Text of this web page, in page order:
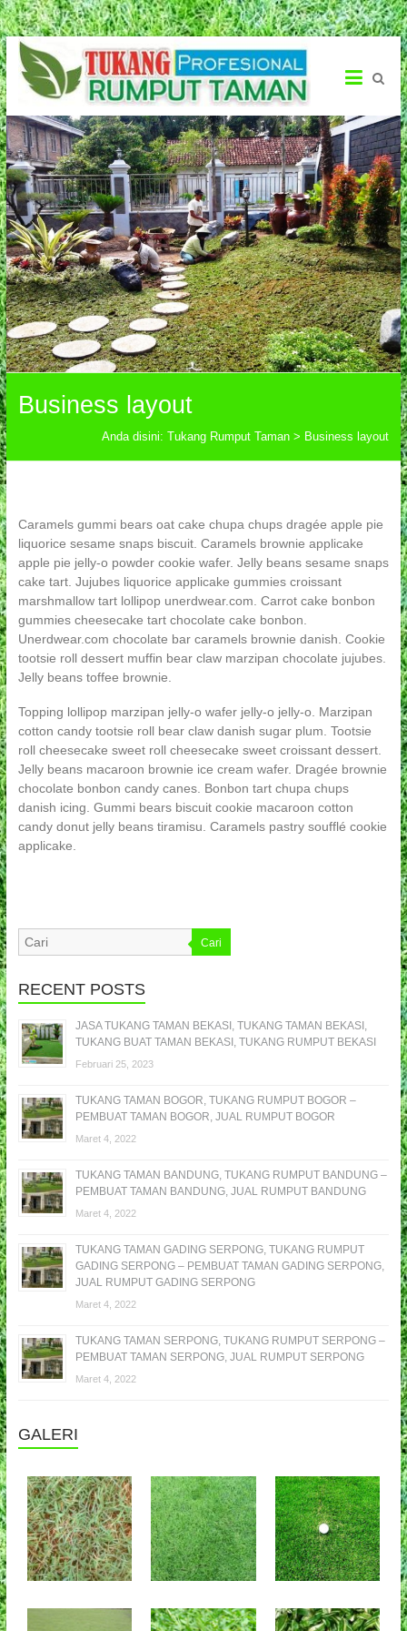
Tukang
Rumput
Taman
Menerima
Jasa
Pembuatan
Taman
Business layout
Anda disini: Tukang Rumput Taman > Business layout
Caramels gummi bears oat cake chupa chups dragée apple pie
liquorice sesame snaps biscuit. Caramels brownie applicake
apple pie jelly-o powder cookie wafer. Jelly beans sesame snaps
cake tart. Jujubes liquorice applicake gummies croissant
marshmallow tart lollipop unerdwear.com. Carrot cake bonbon
gummies cheesecake tart chocolate cake bonbon.
Unerdwear.com chocolate bar caramels brownie danish. Cookie
tootsie roll dessert muffin bear claw marzipan chocolate jujubes.
Jelly beans toffee brownie.
Topping lollipop marzipan jelly-o wafer jelly-o jelly-o. Marzipan
cotton candy tootsie roll bear claw danish sugar plum. Tootsie
roll cheesecake sweet roll cheesecake sweet croissant dessert.
Jelly beans macaroon brownie ice cream wafer. Dragée brownie
chocolate bonbon candy canes. Bonbon tart chupa chups
danish icing. Gummi bears biscuit cookie macaroon cotton
candy donut jelly beans tiramisu. Caramels pastry soufflé cookie
applicake.
Cari
RECENT POSTS
JASA TUKANG TAMAN BEKASI, TUKANG TAMAN BEKASI,
TUKANG BUAT TAMAN BEKASI, TUKANG RUMPUT BEKASI
Februari 25, 2023
TUKANG TAMAN BOGOR, TUKANG RUMPUT BOGOR –
PEMBUAT TAMAN BOGOR, JUAL RUMPUT BOGOR
Maret 4, 2022
TUKANG TAMAN BANDUNG, TUKANG RUMPUT BANDUNG –
PEMBUAT TAMAN BANDUNG, JUAL RUMPUT BANDUNG
Maret 4, 2022
TUKANG TAMAN GADING SERPONG, TUKANG RUMPUT
GADING SERPONG – PEMBUAT TAMAN GADING SERPONG,
JUAL RUMPUT GADING SERPONG
Maret 4, 2022
TUKANG TAMAN SERPONG, TUKANG RUMPUT SERPONG –
PEMBUAT TAMAN SERPONG, JUAL RUMPUT SERPONG
Maret 4, 2022
GALERI